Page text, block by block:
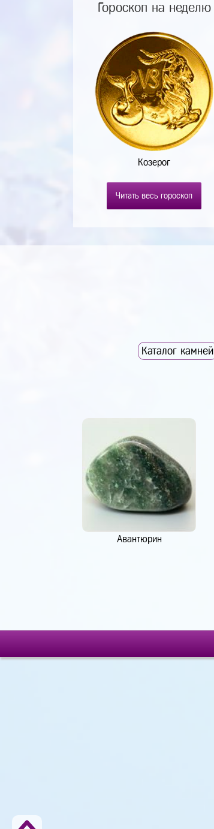
Гороскоп на неделю
Козерог
Читать весь гороскоп
Каталог камней
Авантюрин